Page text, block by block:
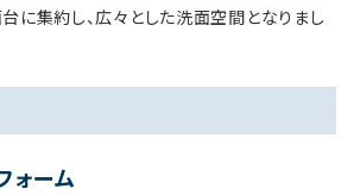
に集約し、広々とした洗面空間となりまし
ォーム